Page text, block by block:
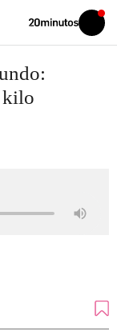
Volver
Iniciar
sesión
kilo